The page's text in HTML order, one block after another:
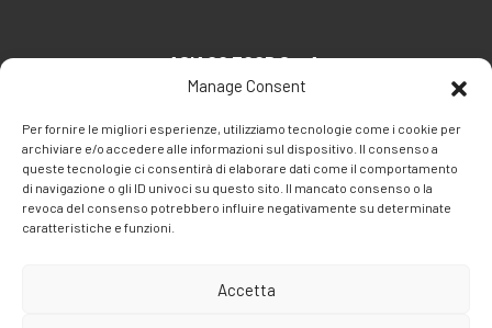
Manage Consent
Per fornire le migliori esperienze, utilizziamo tecnologie come i cookie per
archiviare e/o accedere alle informazioni sul dispositivo. Il consenso a
queste tecnologie ci consentirà di elaborare dati come il comportamento
di navigazione o gli ID univoci su questo sito. Il mancato consenso o la
revoca del consenso potrebbero influire negativamente su determinate
caratteristiche e funzioni.
Accetta
ASIAGO FOOD S.p.A.
Via Santa Maria, 7
Tel:+39 049 5082260
Fax: +39 049 5082270
Email:info@asiagofood.it